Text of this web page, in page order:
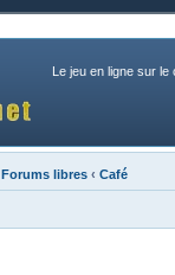
Le jeu en ligne sur le
Forums libres ‹ Café